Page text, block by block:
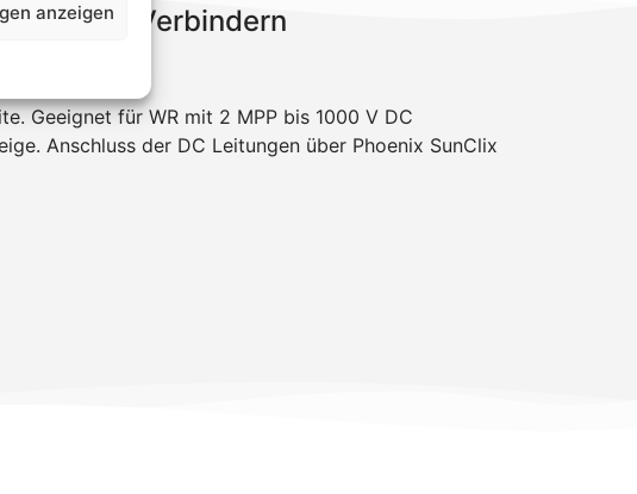
anzeigen
SunClix Verbindern
Geeignet für WR mit 2 MPP bis 1000 V DC
Anschluss der DC Leitungen über Phoenix SunClix